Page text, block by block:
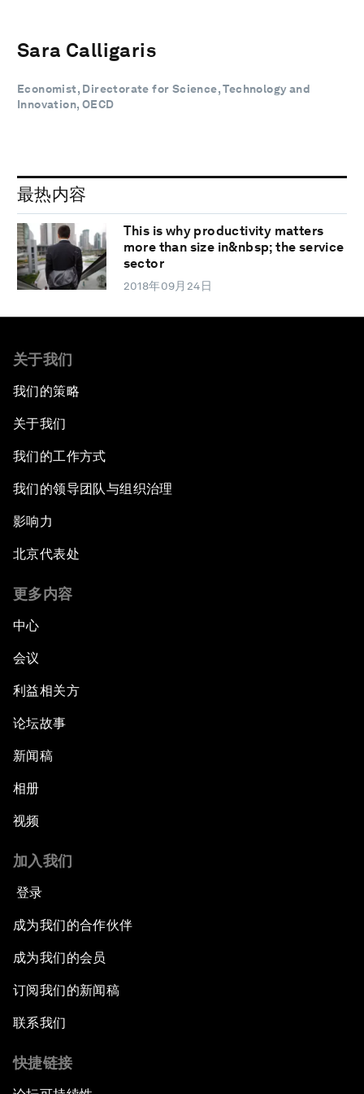
Sara Calligaris
Economist, Directorate for Science, Technology and
Innovation, OECD
最热内容
This is why productivity matters
more than size in&nbsp; the service
sector
2018年09月24日
关于我们
我们的策略
关于我们
我们的工作方式
我们的领导团队与组织治理
影响力
北京代表处
更多内容
中心
会议
利益相关方
论坛故事
新闻稿
相册
视频
加入我们
登录
成为我们的合作伙伴
成为我们的会员
订阅我们的新闻稿
联系我们
快捷链接